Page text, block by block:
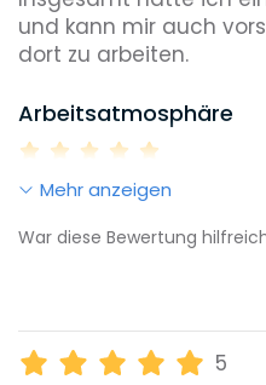
und kann mir auch
dort zu arbeiten.
Arbeitsatmosphäre
Mehr anzeigen
War diese Bewertung
5